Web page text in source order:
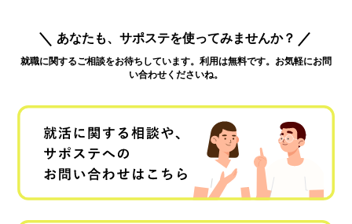
あなたも、サポステを使ってみませんか？
就職に関するご相談をお待ちしています。利用は無料です。お気軽にお問
い合わせくださいね。